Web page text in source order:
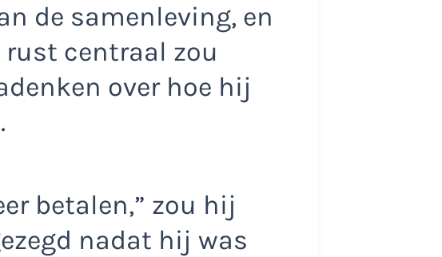
de samenleving, en
rust centraal zou
over hoe hij
betalen,” zou hij
nadat hij was